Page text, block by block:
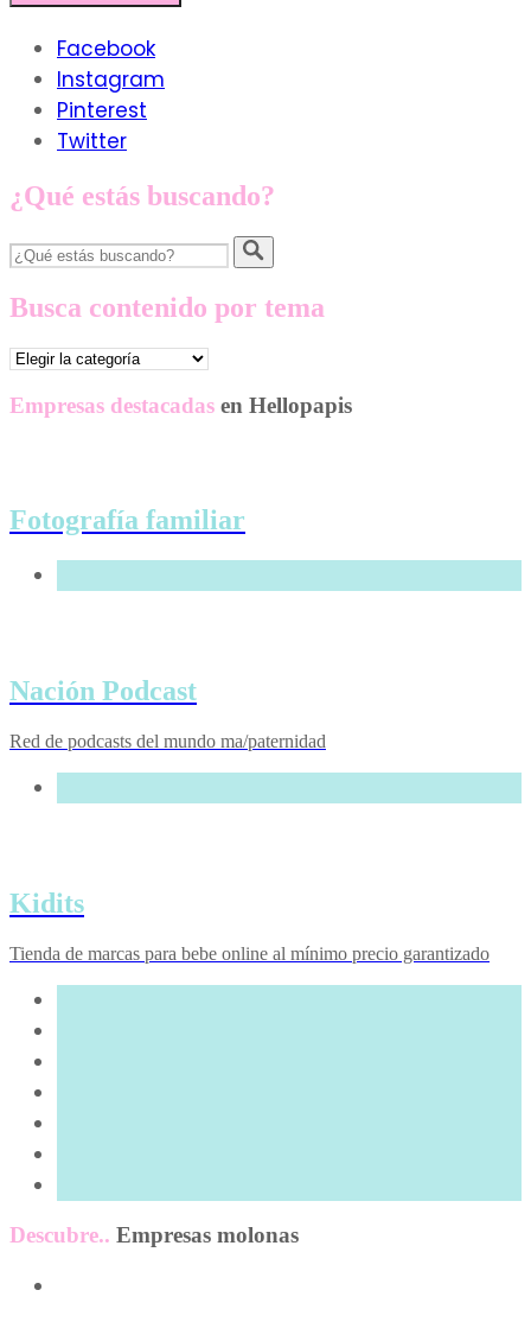
Facebook
Instagram
Pinterest
Twitter
¿Qué estás buscando?
Busca contenido por tema
Busca
por
Empresas destacadas en Hellopapis
Fotografía familiar
Nación Podcast
Red de podcasts del mundo ma/paternidad
Kidits
Tienda de marcas para bebe online al mínimo precio garantizado
Descubre.. Empresas molonas